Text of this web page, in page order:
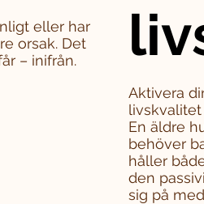
eller har
orsak. Det
– inifrån.
Aktivera
livskvalitet
En äldre
behöver
håller
den
sig på